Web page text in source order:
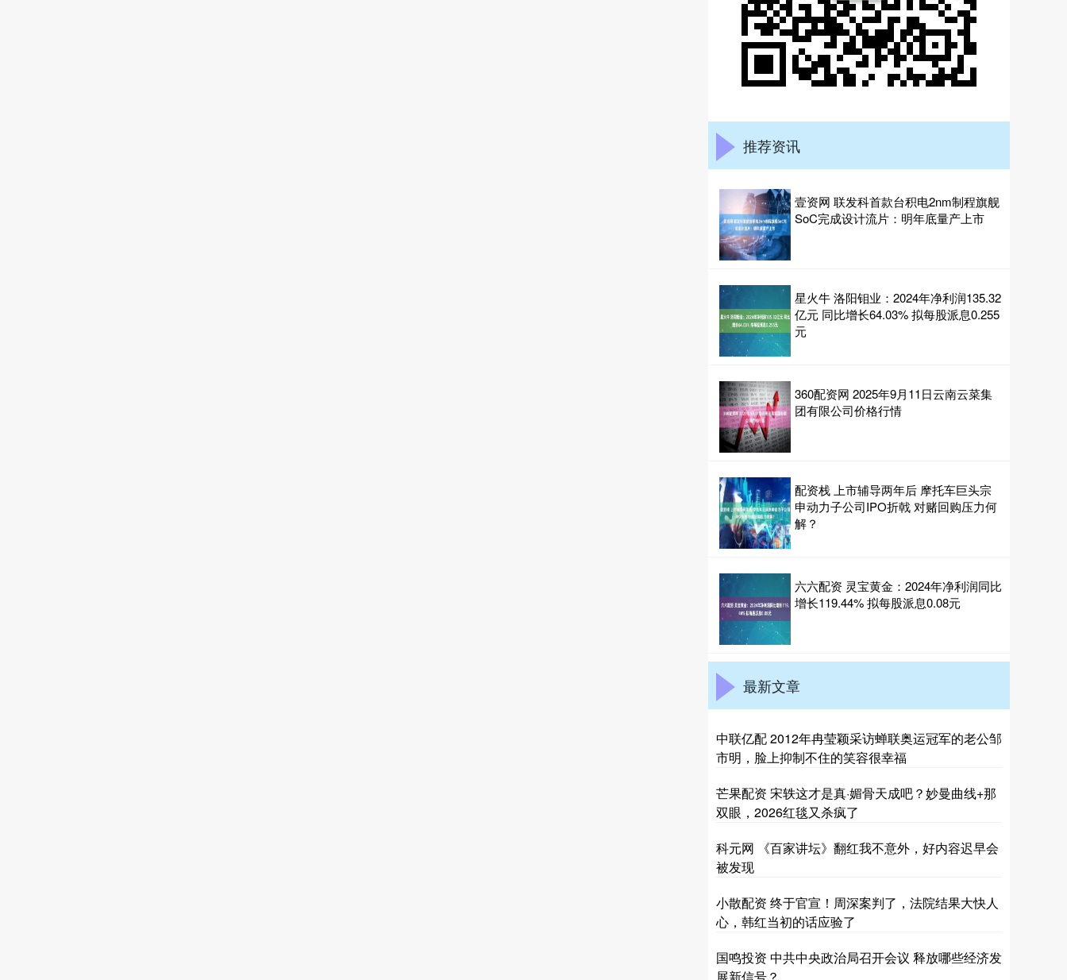
推荐资讯
壹资网 联发科首款台积电2nm制程旗舰
SoC完成设计流片：明年底量产上市
星火牛 洛阳钼业：2024年净利润135.32
亿元 同比增长64.03% 拟每股派息0.255
元
360配资网 2025年9月11日云南云菜集
团有限公司价格行情
配资栈 上市辅导两年后 摩托车巨头宗
申动力子公司IPO折戟 对赌回购压力何
解？
六六配资 灵宝黄金：2024年净利润同比
增长119.44% 拟每股派息0.08元
最新文章
中联亿配 2012年冉莹颖采访蝉联奥运冠军的老公邹
市明，脸上抑制不住的笑容很幸福
芒果配资 宋轶这才是真·媚骨天成吧？妙曼曲线+那
双眼，2026红毯又杀疯了
科元网 《百家讲坛》翻红我不意外，好内容迟早会
被发现
小散配资 终于官宣！周深案判了，法院结果大快人
心，韩红当初的话应验了
国鸣投资 中共中央政治局召开会议 释放哪些经济发